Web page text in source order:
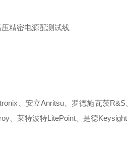
、安立Anritsu、罗德施瓦茨
、莱特波特LitePoint、是德Keysight